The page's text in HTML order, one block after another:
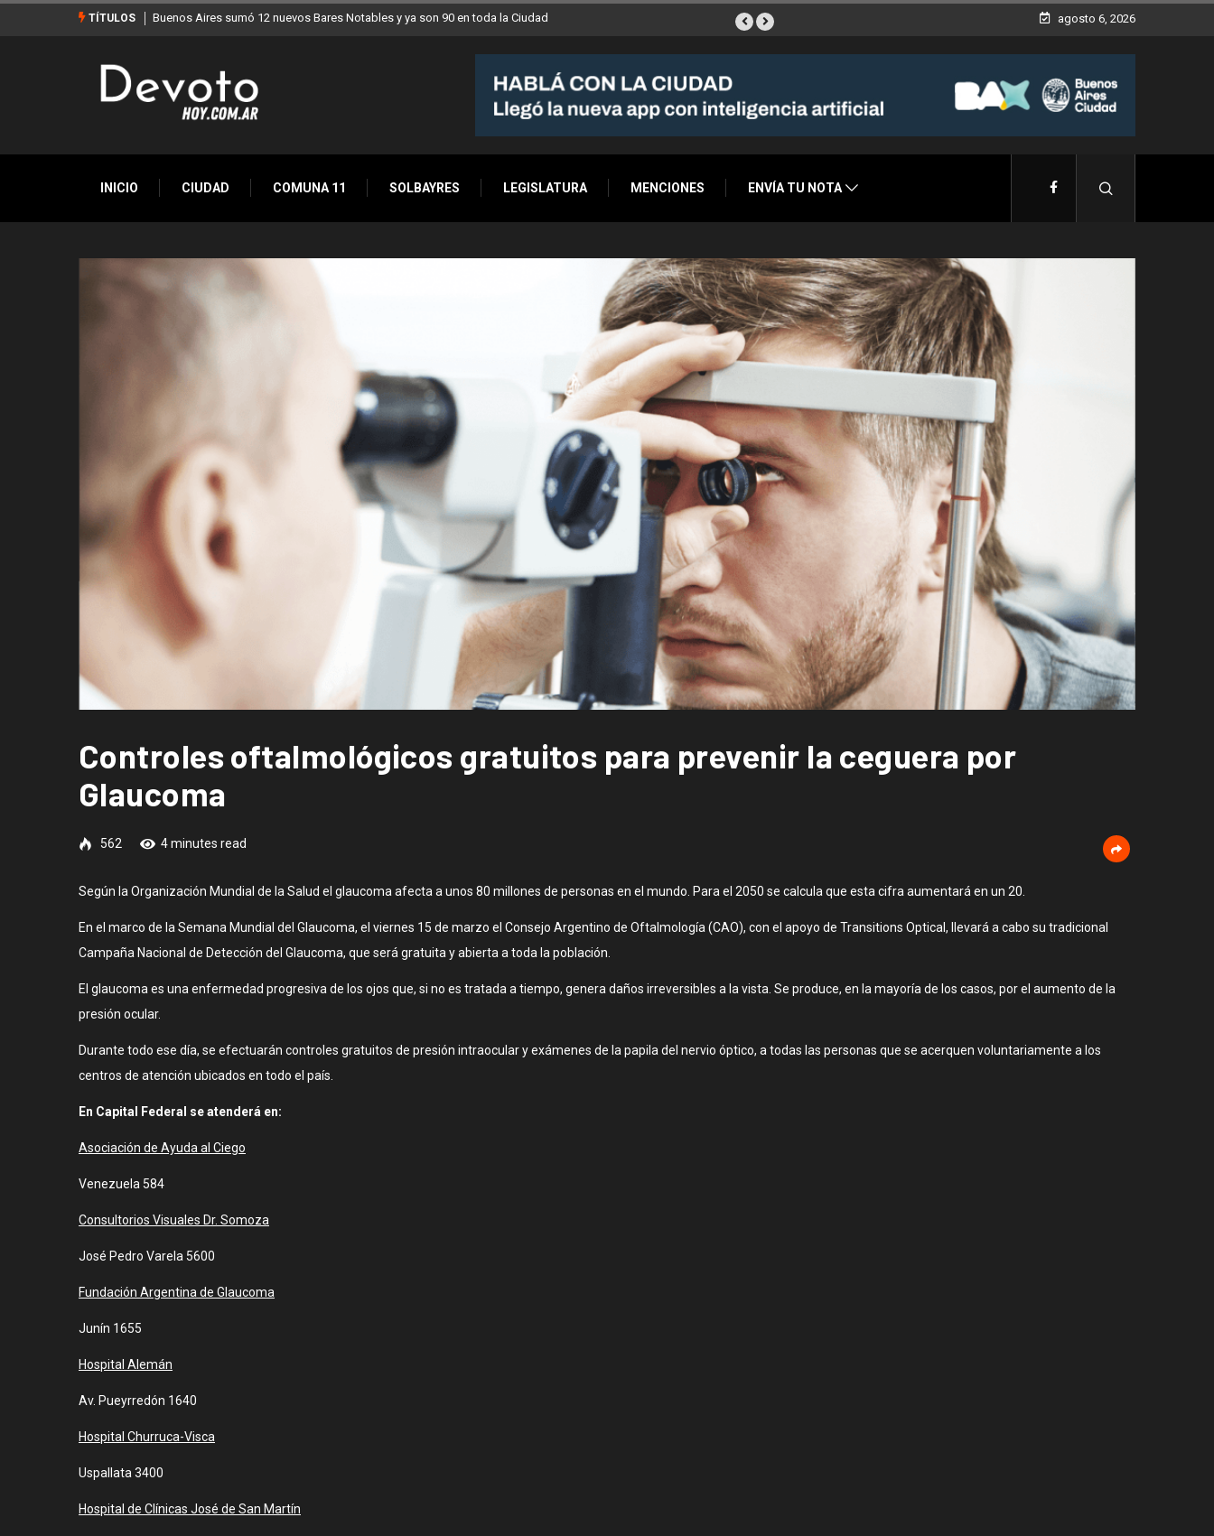
TÍTULOS Los stands móviles de la Ciudad llegan esta semana a Villa Devoto agosto 6, 2026
INICIO CIUDAD COMUNA 11 SOLBAYRES LEGISLATURA MENCIONES ENVÍA TU NOTA
Controles oftalmológicos gratuitos para prevenir la ceguera por
Glaucoma
562 4 minutes read
Según la Organización Mundial de la Salud el glaucoma afecta a unos 80 millones de personas en el mundo. Para el 2050 se calcula que esta cifra aumentará en un 20.
En el marco de la Semana Mundial del Glaucoma, el viernes 15 de marzo el Consejo Argentino de Oftalmología (CAO), con el apoyo de Transitions Optical, llevará a cabo su tradicional
Campaña Nacional de Detección del Glaucoma, que será gratuita y abierta a toda la población.
El glaucoma es una enfermedad progresiva de los ojos que, si no es tratada a tiempo, genera daños irreversibles a la vista. Se produce, en la mayoría de los casos, por el aumento de la
presión ocular.
Durante todo ese día, se efectuarán controles gratuitos de presión intraocular y exámenes de la papila del nervio óptico, a todas las personas que se acerquen voluntariamente a los
centros de atención ubicados en todo el país.
En Capital Federal se atenderá en:
Asociación de Ayuda al Ciego
Venezuela 584
Consultorios Visuales Dr. Somoza
José Pedro Varela 5600
Fundación Argentina de Glaucoma
Junín 1655
Hospital Alemán
Av. Pueyrredón 1640
Hospital Churruca-Visca
Uspallata 3400
Hospital de Clínicas José de San Martín